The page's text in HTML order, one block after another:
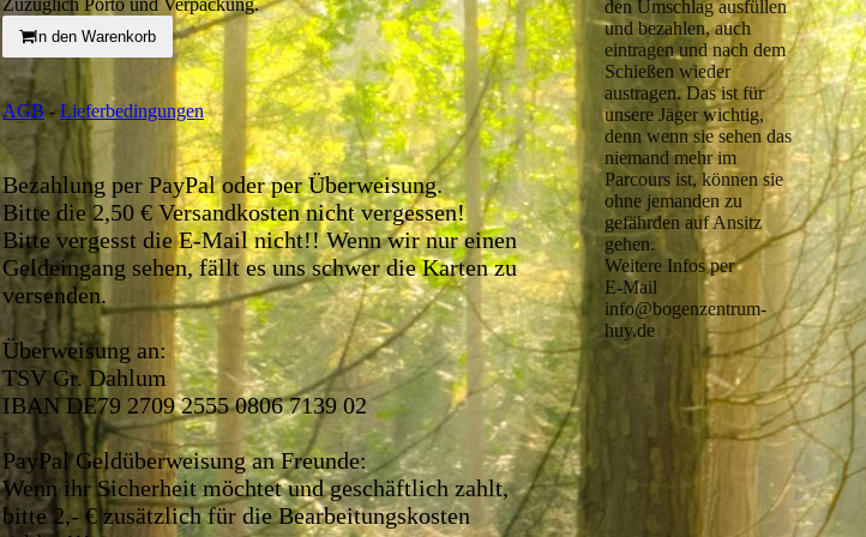
In den Warenkorb
AGB- Lieferbedingungen
Bezahlung per PayPal oder per Überweisung.
Bitte die 2,50 € Versandkosten nicht vergessen!
Bitte vergesst die E-Mail nicht!! Wenn wir nur einen
Geldeingang sehen, fällt es uns schwer die Karten zu
versenden.
Überweisung an:
TSV Gr. Dahlum
IBAN DE79 2709 2555 0806 7139 02
PayPal Geldüberweisung an Freunde:
Wenn ihr Sicherheit möchtet und geschäftlich zahlt,
bitte 2,- € zusätzlich für die Bearbeitungskosten
den Umschlag ausfüllen
und bezahlen, auch
eintragen und nach dem
Schießen wieder
austragen. Das ist für
unsere Jäger wichtig,
denn wenn sie sehen das
niemand mehr im
Parcours ist, können sie
ohne jemanden zu
gefährden auf Ansitz
gehen.
Weitere Infos per
E-Mail
info@bogenzentrum-
huy.de